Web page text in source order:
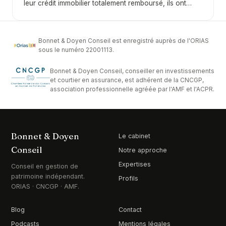
intelligemment la répartition entre salaire et dividendes
leur crédit immobilier totalement remboursé, ils ont
repose pourtant très souvent sur une analyse
incomplète de la rentabilité réelle du bien concerné.
explications de Camil Mikolajczak, fondateur du
cabinet The Wealth Office, qui accompagne des
patrimoine financier compris entre 250 000 et 10
podcast L'Art de la Gestion Patrimoniale, et nous vous
proposons ici une synthèse complète permettant de
comprendre pourquoi céder un bien immobilier sans
crédit peut représenter une véritable opportunité
financière plutôt qu'un renoncement.
Bonnet & Doyen Conseil est enregistré auprès de l'ORIAS
sous le numéro 22001113.
Bonnet & Doyen Conseil, conseiller en investissements
et courtier en assurance, est adhérent de la CNCGP,
association professionnelle agréée par l'AMF et l'ACPR.
Bonnet & Doyen
Conseil
Conseil en gestion de
patrimoine indépendant.
ORIAS · CNCGP · AMF.
Le cabinet
Notre approche
Expertises
Profils
Blog
Podcasts
Contact
Mentions légales